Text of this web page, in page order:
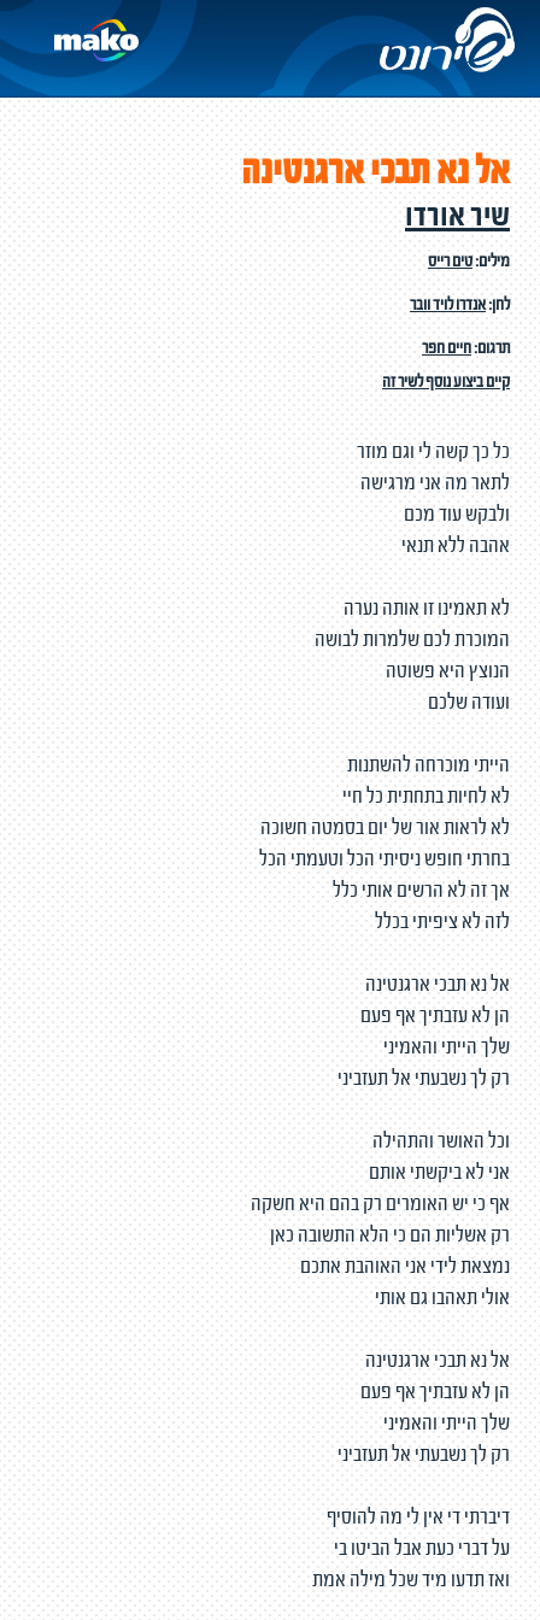
אל נא תבכי ארגנטינה
שיר אורדו
מילים:טים רייס
לחן:אנדרו לויד וובר
תרגום:חיים חפר
קיים ביצוע נוסף לשיר זה
כל כך קשה לי וגם מוזר
לתאר מה אני מרגישה
ולבקש עוד מכם
אהבה ללא תנאי
לא תאמינו זו אותה נערה
המוכרת לכם שלמרות לבושה
הנוצץ היא פשוטה
ועודה שלכם
הייתי מוכרחה להשתנות
לא לחיות בתחתית כל חיי
לא לראות אור של יום בסמטה חשוכה
בחרתי חופש ניסיתי הכל וטעמתי הכל
אך זה לא הרשים אותי כלל
לזה לא ציפיתי בכלל
אל נא תבכי ארגנטינה
הן לא עזבתיך אף פעם
שלך הייתי והאמיני
רק לך נשבעתי אל תעזביני
וכל האושר והתהילה
אני לא ביקשתי אותם
אף כי יש האומרים רק בהם היא חשקה
רק אשליות הם כי הלא התשובה כאן
נמצאת לידי אני האוהבת אתכם
אולי תאהבו גם אותי
אל נא תבכי ארגנטינה
הן לא עזבתיך אף פעם
שלך הייתי והאמיני
רק לך נשבעתי אל תעזביני
דיברתי די אין לי מה להוסיף
על דברי כעת אבל הביטו בי
ואז תדעו מיד שכל מילה אמת